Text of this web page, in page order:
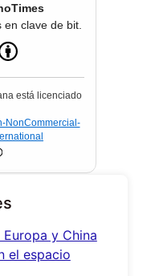
clave de bit.
está licenciado
NonCommercial-
Europa y China
el espacio